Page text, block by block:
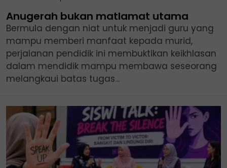
Anugerah bukan matlamat utama
Bermula dengan niat untuk menjadi guru yang
mampu memberi manfaat kepada murid,
perjalanan pendidik ini membuktikan keikhlasan
dalam mendidik mampu membawa seseorang
melangkaui batas tugas...